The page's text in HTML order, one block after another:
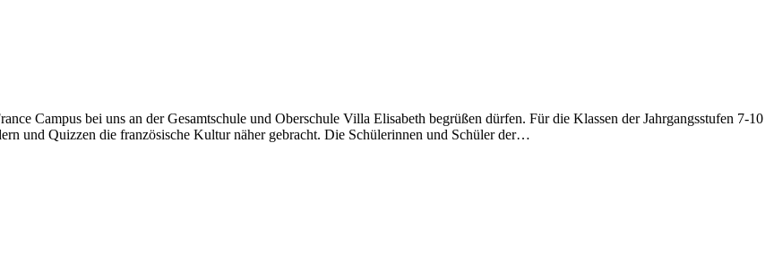
Campus bei uns an der Gesamtschule und Oberschule Villa Elisabeth begrüßen dürfen. Für die Klassen der Jahrgangsstufen 7-10
und Quizzen die französische Kultur näher gebracht. Die Schülerinnen und Schüler der…